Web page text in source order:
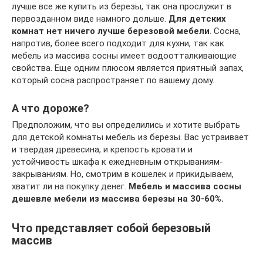
лучше все же купить из березы, так она прослужит в
первозданном виде намного дольше. Для детских
комнат нет ничего лучше березовой мебели . Сосна,
напротив, более всего подходит для кухни, так как
мебель из массива сосны имеет водоотталкивающие
свойства. Еще одним плюсом является приятный запах,
который сосна распространяет по вашему дому.
А что дороже?
Предположим, что вы определились и хотите выбрать
для детской комнаты мебель из березы. Вас устраивает
и твердая древесина, и крепость кровати и
устойчивость шкафа к ежедневным открываниям-
закрываниям. Но, смотрим в кошелек и прикидываем,
хватит ли на покупку денег. Мебель и массива сосны
дешевле мебели из массива березы на 30-60%.
Что представляет собой березовый
массив